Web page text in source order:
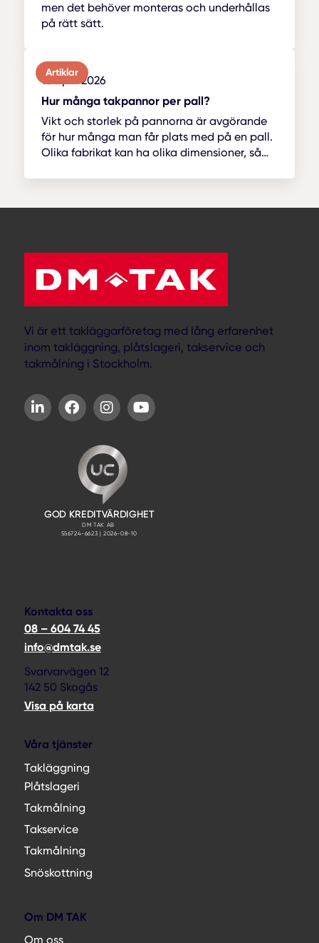
men det behöver monteras och underhållas
på rätt sätt.
13 april 2026
Artiklar
Hur många takpannor per pall?
Vikt och storlek på pannorna är avgörande
för hur många man får plats med på en pall.
Olika fabrikat kan ha olika dimensioner, så
Vi är ett takläggarföretag med lång erfarenhet
inom takläggning, plåtslageri, takservice och
takmålning i Stockholm.
Kontakta oss
08 – 604 74 45
info@dmtak.se
Svarvarvägen 12
142 50 Skogås
Visa på karta
Våra tjänster
Takläggning
Plåtslageri
Takmålning
Takservice
Takmålning
Snöskottning
Om DM TAK
Om oss